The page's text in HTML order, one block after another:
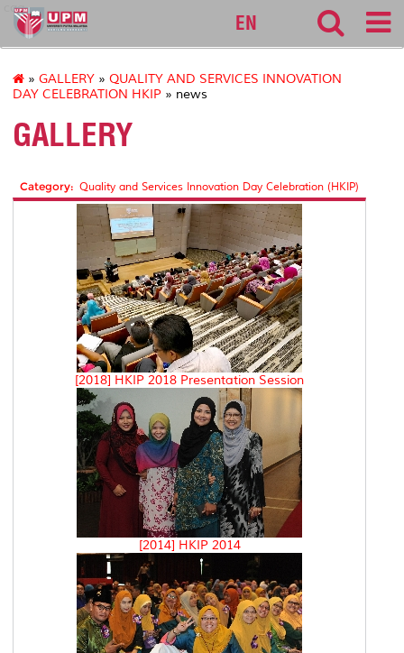
cqa
EN
» GALLERY » QUALITY AND SERVICES INNOVATION
DAY CELEBRATION HKIP » news
GALLERY
Category: Quality and Services Innovation Day Celebration (HKIP)
[2018] HKIP 2018 Presentation Session
[2014] HKIP 2014